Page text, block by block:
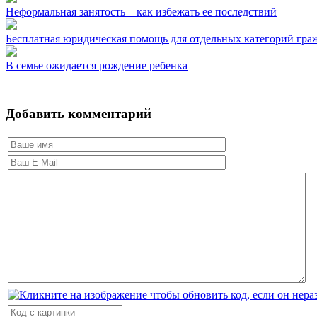
Неформальная занятость – как избежать ее последствий
Бесплатная юридическая помощь для отдельных категорий
В семье ожидается рождение ребенка
Добавить комментарий